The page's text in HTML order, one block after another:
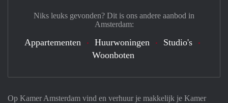
Op Kamer Amsterdam vind en verhuur je makkelijk je Kamer
Niks leuks gevonden? Dit is ons andere aanbod in
Amsterdam:
Appartementen Huurwoningen
Studio's
Woonboten